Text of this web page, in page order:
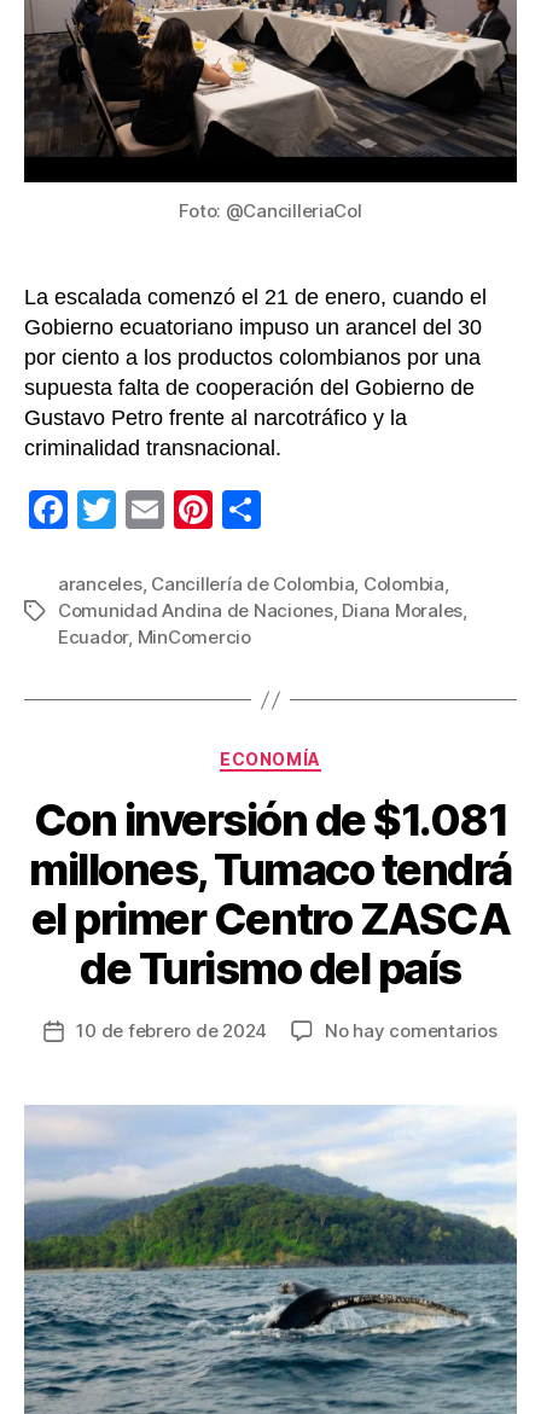
a
de
Foto: @CancilleriaCol
La escalada comenzó el 21 de enero, cuando el
Gobierno ecuatoriano impuso un arancel del 30
por ciento a los productos colombianos por una
supuesta falta de cooperación del Gobierno de
Gustavo Petro frente al narcotráfico y la
criminalidad transnacional.
F
c
e
o
T
tt
er
E
ail
Pi
er
e
m
p
tir
Etiquetas
aranceles, Cancillería de Colombia, Colombia,
Comunidad Andina de Naciones, Diana Morales,
Ecuador, MinComercio
Categorías
ECONOMÍA
Con inversión de $1.081
millones, Tumaco tendrá
el primer Centro ZASCA
de Turismo del país
Fecha
entrada
10 de febrero de 2024 No hay comentariosen
el
de
del